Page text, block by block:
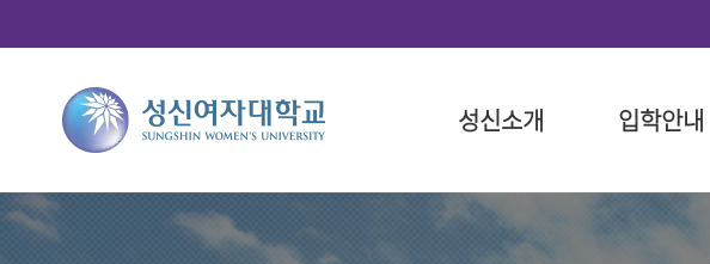
성신소개
총장소개
입학안내
대학
대학(돈암수정)
학사 일정
연구산학협력단
국제화 프로그램 안내
학생 활동